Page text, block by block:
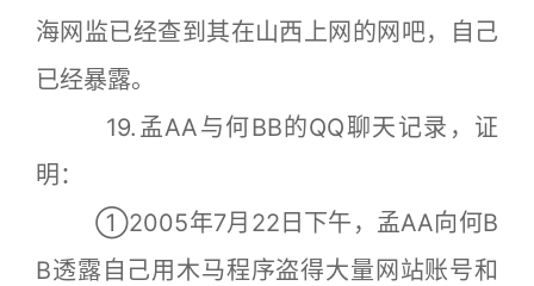
海网监已经查到其在山西上网的网吧，自己
已经暴露。
19.孟AA与何BB的QQ聊天记录，证
明：
①2005年7月22日下午，孟AA向何B
B透露自己用木马程序盗得大量网站账号和